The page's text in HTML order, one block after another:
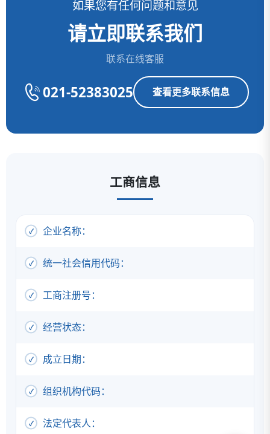
如果您有任何问题和意见
请立即联系我们
联系在线客服
021-52383025 查看更多联系信息
工商信息
企业名称：
统一社会信用代码：
工商注册号：
经营状态：
成立日期：
组织机构代码：
法定代表人：